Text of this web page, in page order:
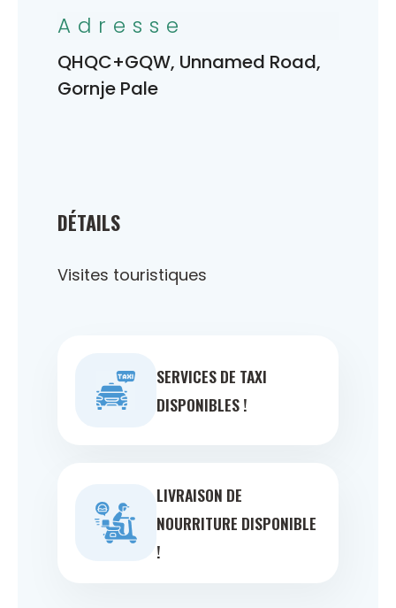
DÉTAILS
Visites touristiques
SERVICES DE TAXI
DISPONIBLES !
LIVRAISON DE
NOURRITURE DISPONIBLE
!
Adresse
QHQC+GQW, Unnamed Road,
Gornje Pale